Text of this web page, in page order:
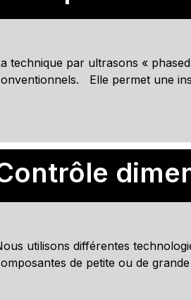
technique par ultrasons «
Elle permet une
utilisons différentes
de petite ou de